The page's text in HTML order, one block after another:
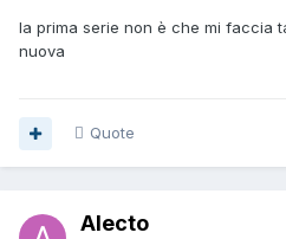
la prima serie non è che mi faccia
nuova
Quote
Alecto